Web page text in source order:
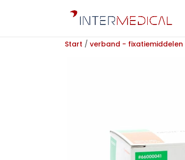
Start / verband - fixatiemiddelen